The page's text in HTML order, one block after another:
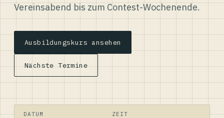
Vereinsabend bis zum Contest-Wochenende.
Ausbildungskurs ansehen
Nächste Termine
DATUM
ZEIT